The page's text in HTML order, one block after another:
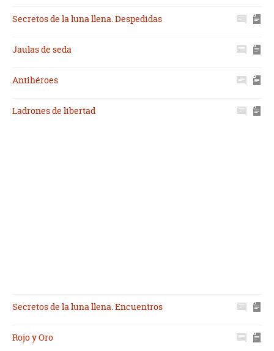
Secretos de la luna llena. Despedidas
Jaulas de seda
Antihéroes
Ladrones de libertad
Secretos de la luna llena. Encuentros
Rojo y Oro